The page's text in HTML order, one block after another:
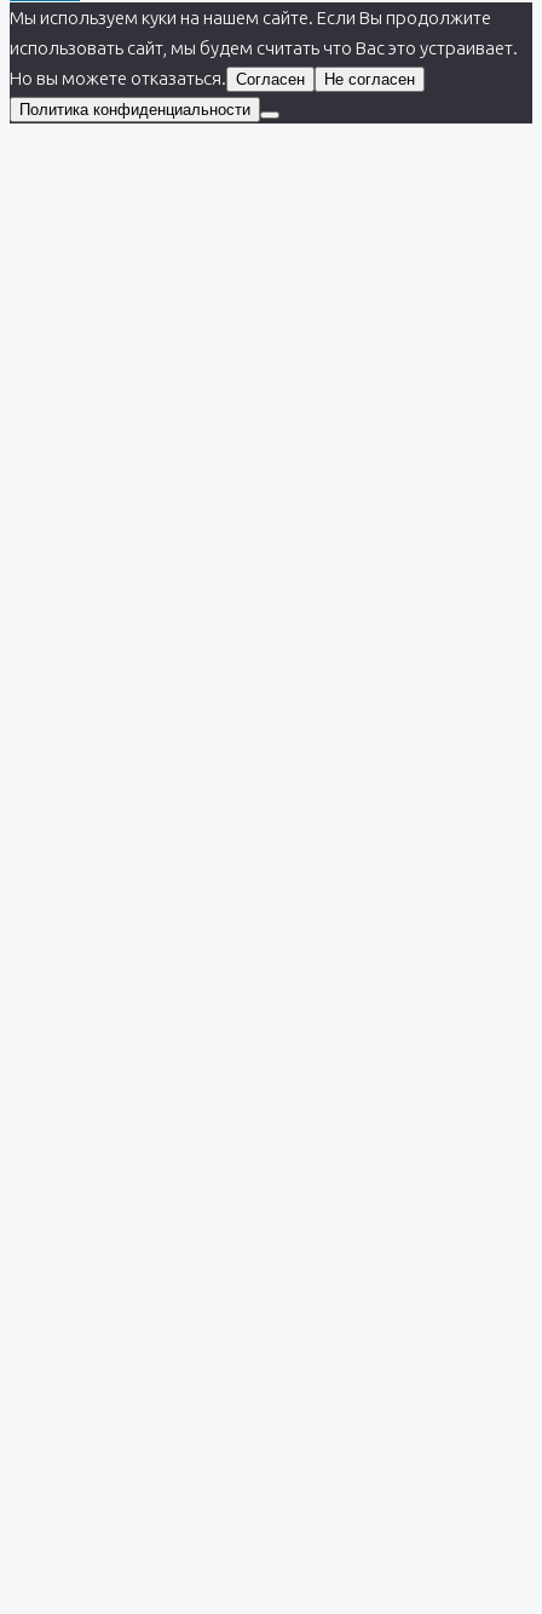
Мы используем куки на нашем сайте. Если Вы продолжите
использовать сайт, мы будем считать что Вас это устраивает.
Но вы можете отказаться. Согласен
Не согласен
Политика конфиденциальности